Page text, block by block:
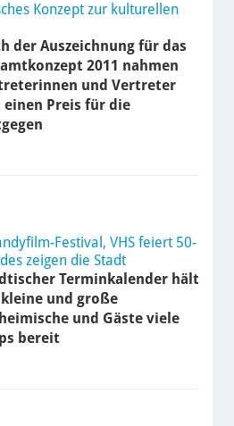
Konzept zur kulturellen
der Auszeichnung für das
2011 nahmen
und Vertreter
einen Preis für die
Festival, VHS feiert 50-
zeigen die Stadt
Terminkalender hält
und große
und Gäste viele
bereit